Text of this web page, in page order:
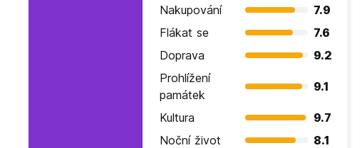
Nakupování
7.9
Flákat se
7.6
Doprava
9.2
Prohlížení
památek
9.1
Kultura
9.7
Noční život
8.1